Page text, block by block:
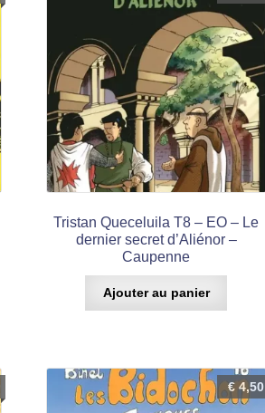
Tristan Queceluila T8 – EO – Le
dernier secret d’Aliénor –
Caupenne
Ajouter au panier
€4,50